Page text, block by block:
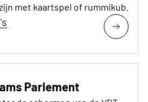
met kaartspel of rummikub.
Parlement